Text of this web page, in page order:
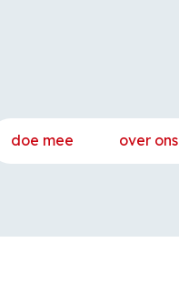
doe mee over ons